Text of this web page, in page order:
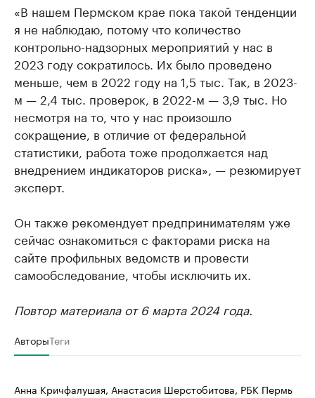
«В нашем Пермском крае пока такой тенденции
я не наблюдаю, потому что количество
контрольно-надзорных мероприятий у нас в
2023 году сократилось. Их было проведено
меньше, чем в 2022 году на 1,5 тыс. Так, в 2023-
м — 2,4 тыс. проверок, в 2022-м — 3,9 тыс. Но
несмотря на то, что у нас произошло
сокращение, в отличие от федеральной
статистики, работа тоже продолжается над
внедрением индикаторов риска», — резюмирует
эксперт.
Он также рекомендует предпринимателям уже
сейчас ознакомиться с факторами риска на
сайте профильных ведомств и провести
самообследование, чтобы исключить их.
Повтор материала от 6 марта 2024 года.
АвторыТеги
Анна Кричфалушая, Анастасия Шерстобитова, РБК Пермь